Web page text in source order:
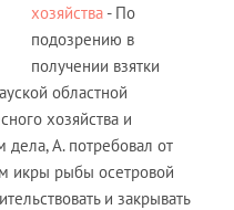
хозяйства - По
подозрению в
получении взятки
областной
хозяйства и
А. потребовал от
икры рыбы осетровой
и закрывать